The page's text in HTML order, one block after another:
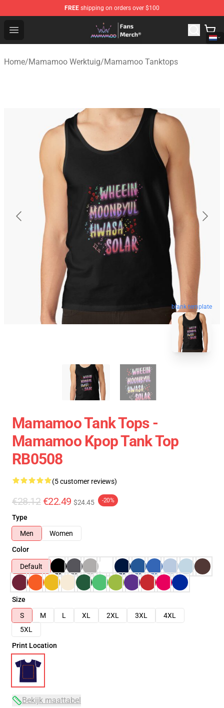
FREE shipping on orders over $100
Open menu
Mamamoo Store - Official Mamamoo Merchandise Shop
Home/Mamamoo Werktuig/Mamamoo Tanktops
blank template
Mamamoo Tank Tops -
Mamamoo Kpop Tank Top
RB0508
(5 customer reviews)
€28.12 €22.49 $24.45 -20%
Type
Men
Women
Color
Default
Size
S
M L XL 2XL 3XL
4XL
5XL
Print Location
Bekijk maattabel